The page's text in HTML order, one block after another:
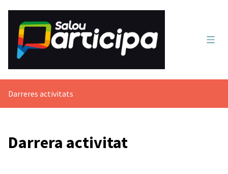
Darreres activitats
Darrera activitat